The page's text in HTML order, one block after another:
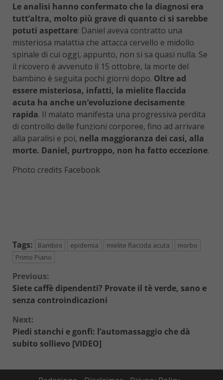
Le analisi hanno confermato che la diagnosi era
tutt’altra, molto più grave di quanto ci si sarebbe
potuti aspettare: Daniel aveva contratto una
misteriosa malattia che attacca cervello e midollo
spinale di cui oggi, appunto, non si sa quasi nulla. Se
il ricovero è avvenuto il 15 ottobre, la morte del
bambino è seguita pochi giorni dopo. Oltre ad
essere misteriosa, infatti, la mielite flaccida
acuta ha anche un’evoluzione decisamente
rapida. Il malato manifesta una progressiva perdita
di controllo delle funzioni corporee, fino ad arrivare
alla paralisi e poi, nella maggioranza dei casi, alla
morte. Daniel, purtroppo, non ha fatto eccezione.
Photo credits Facebook
Tags: Bambini epidemia mielite flaccida acuta
morbo
Primo Piano
Continue
Reading
Previous:
Siete caffè dipendenti? Provate il tè verde, sano e
senza controindicazioni
Next:
Piedi stanchi e gonfi: l’automassaggio che dà
subito sollievo [VIDEO]